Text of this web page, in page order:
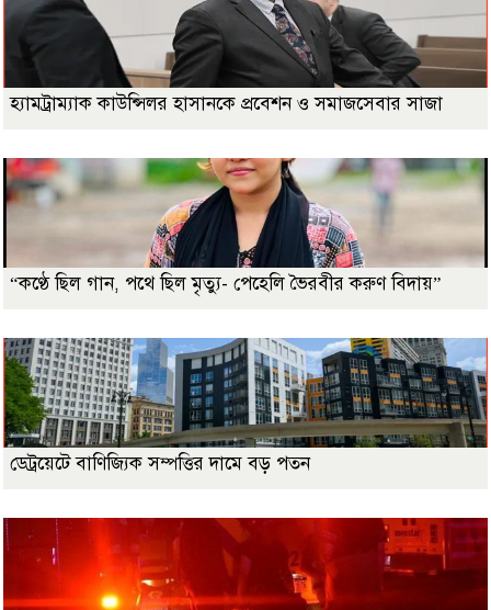
হ্যামট্রাম্যাক কাউন্সিলর হাসানকে প্রবেশন ও সমাজসেবার সাজা
“কণ্ঠে ছিল গান, পথে ছিল মৃত্যু- পেহেলি ভৈরবীর করুণ বিদায়”
ডেট্রয়েটে বাণিজ্যিক সম্পত্তির দামে বড় পতন